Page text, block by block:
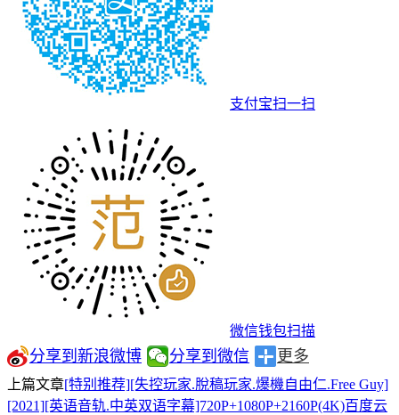
支付宝扫一扫
微信钱包扫描
分享到新浪微博 分享到微信 更多
上篇文章[特别推荐][失控玩家.脫稿玩家.爆機自由仁.Free Guy]
[2021][英语音轨.中英双语字幕]720P+1080P+2160P(4K)百度云